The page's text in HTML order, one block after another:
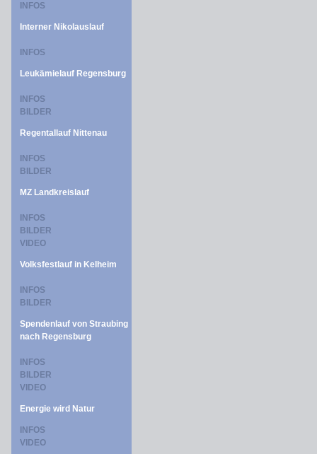
INFOS
Interner Nikolauslauf
INFOS
Leukämielauf Regensburg
INFOS
BILDER
Regentallauf Nittenau
INFOS
BILDER
MZ Landkreislauf
INFOS
BILDER
VIDEO
Volksfestlauf in Kelheim
INFOS
BILDER
Spendenlauf von Straubing
nach Regensburg
INFOS
BILDER
VIDEO
Energie wird Natur
INFOS
VIDEO